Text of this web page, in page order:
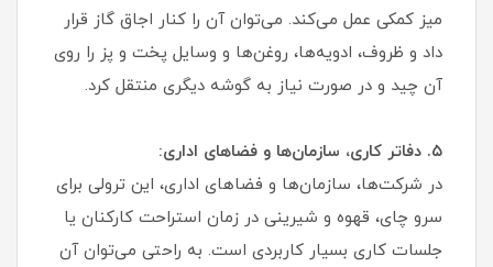
میز کمکی عمل می‌کند. می‌توان آن را کنار اجاق گاز قرار
داد و ظروف، ادویه‌ها، روغن‌ها و وسایل پخت و پز را روی
آن چید و در صورت نیاز به گوشه دیگری منتقل کرد.
۵. دفاتر کاری، سازمان‌ها و فضاهای اداری:
در شرکت‌ها، سازمان‌ها و فضاهای اداری، این ترولی برای
سرو چای، قهوه و شیرینی در زمان استراحت کارکنان یا
جلسات کاری بسیار کاربردی است. به راحتی می‌توان آن